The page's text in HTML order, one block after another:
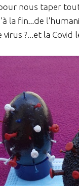
nous taper
la fin...de
?...et la Covid